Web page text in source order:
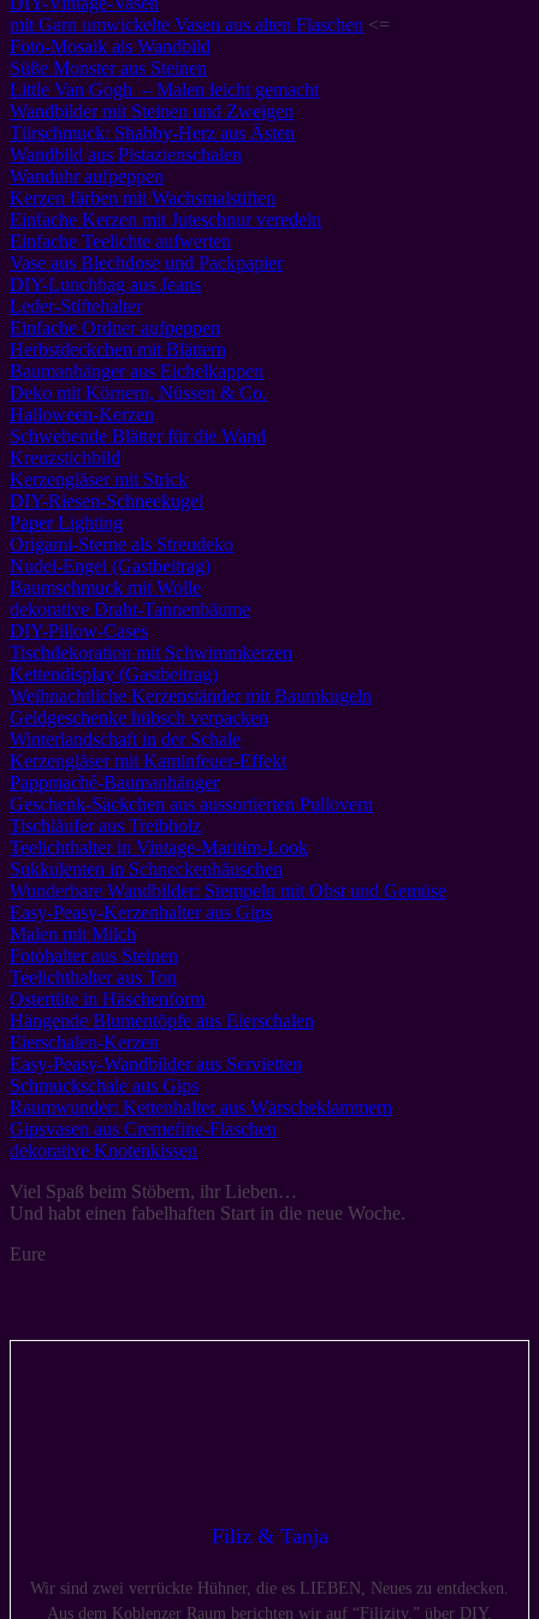
mit Garn umwickelte Vasen aus alten Flaschen <=
Foto-Mosaik als Wandbild
Süße Monster aus Steinen
Little Van Gogh – Malen leicht gemacht
Wandbilder mit Steinen und Zweigen
Türschmuck: Shabby-Herz aus Ästen
Wandbild aus Pistazienschalen
Wanduhr aufpeppen
Kerzen färben mit Wachsmalstiften
Einfache Kerzen mit Juteschnur veredeln
Einfache Teelichte aufwerten
Vase aus Blechdose und Packpapier
DIY-Lunchbag aus Jeans
Leder-Stiftehalter
Einfache Ordner aufpeppen
Herbstdeckchen mit Blättern
Baumanhänger aus Eichelkappen
Deko mit Körnern, Nüssen & Co.
Halloween-Kerzen
Schwebende Blätter für die Wand
Kreuzstichbild
Kerzengläser mit Strick
DIY-Riesen-Schneekugel
Paper Lighting
Origami-Sterne als Streudeko
Nudel-Engel (Gastbeitrag)
Baumschmuck mit Wolle
dekorative Draht-Tannenbäume
DIY-Pillow-Cases
Tischdekoration mit Schwimmkerzen
Kettendisplay (Gastbeitrag)
Weihnachtliche Kerzenständer mit Baumkugeln
Geldgeschenke hübsch verpacken
Winterlandschaft in der Schale
Kerzengläser mit Kaminfeuer-Effekt
Pappmaché-Baumanhänger
Geschenk-Säckchen aus aussortierten Pullovern
Tischläufer aus Treibholz
Teelichthalter in Vintage-Maritim-Look
Sukkulenten in Schneckenhäuschen
Wunderbare Wandbilder: Stempeln mit Obst und Gemüse
Easy-Peasy-Kerzenhalter aus Gips
Malen mit Milch
Fotohalter aus Steinen
Teelichthalter aus Ton
Ostertüte in Häschenform
Hängende Blumentöpfe aus Eierschalen
Eierschalen-Kerzen
Easy-Peasy-Wandbilder aus Servietten
Schmuckschale aus Gips
Raumwunder: Kettenhalter aus Wärscheklammern
Gipsvasen aus Cremefine-Flaschen
dekorative Knotenkissen
Viel Spaß beim Stöbern, ihr Lieben…
Und habt einen fabelhaften Start in die neue Woche.
Eure
Filiz & Tanja
Wir sind zwei verrückte Hühner, die es LIEBEN, Neues zu entdecken.
Aus dem Koblenzer Raum berichten wir auf “Filizity.” über DIY,